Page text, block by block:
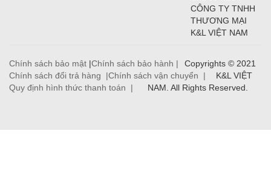
CÔNG TY TNHH
THƯƠNG MẠI
K&L VIỆT NAM
Chính sách bảo mật |Chính sách bảo hành |
Chính sách đổi trả hàng |Chính sách vận chuyển |
Quy định hình thức thanh toán |
Copyrights © 2021
K&L VIỆT
NAM. All Rights Reserved.